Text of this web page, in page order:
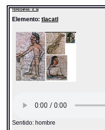
[Ciudad Universitaria, México D.F.]: 2012 [29-
08-2020]. Disponible en la Web
http://www.gdn.unam.mx/contexto/11615
TEPECHPAN - E_16
Elemento: tlacatl
Sentido: hombre